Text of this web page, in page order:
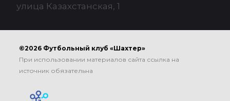
улица Казахстанская, 1
©2026 Футбольный клуб «Шахтер»
При использовании материалов сайта ссылка на
источник обязательна